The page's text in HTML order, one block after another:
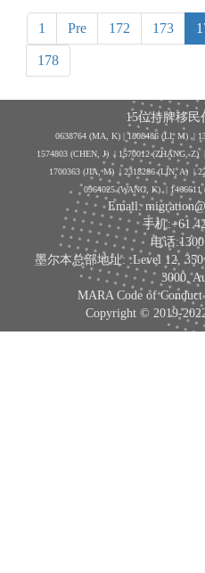
1 Pre 172 173
178
15位持牌移
0638764 (MA, K) |1808486 (LI, M) |
1574803 (CHEN, J) | 1570012 (ZHANG,
1700363 (JIA, M) | 2318286 (LIN, A) |
0964025 (WANG, K) |
Email:
手机:+61
电话
墨尔本总部地址: :Level 12,
3000,
MARA Code of
Copyright © 2019-